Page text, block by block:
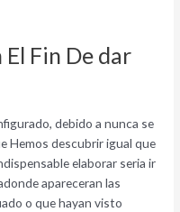
Fin De dar
debido a nunca se
Hemos descubrir igual que
elaborar seri­a ir
apareceran las
o que hayan visto